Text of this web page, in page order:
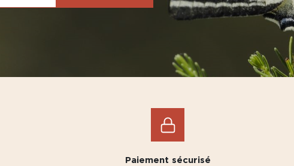
Paiement sécurisé